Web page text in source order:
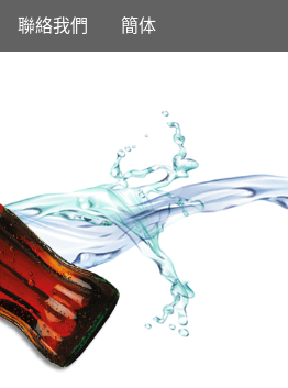
聯絡我們 簡体